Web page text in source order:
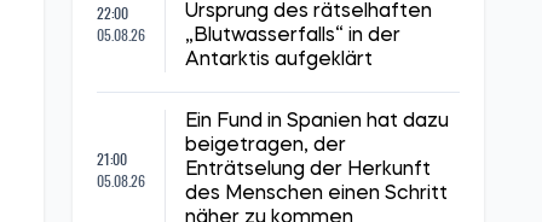
22:00
05.08.26
Ursprung des rätselhaften
„Blutwasserfalls“ in der
Antarktis aufgeklärt
21:00
05.08.26
Ein Fund in Spanien hat dazu
beigetragen, der
Enträtselung der Herkunft
des Menschen einen Schritt